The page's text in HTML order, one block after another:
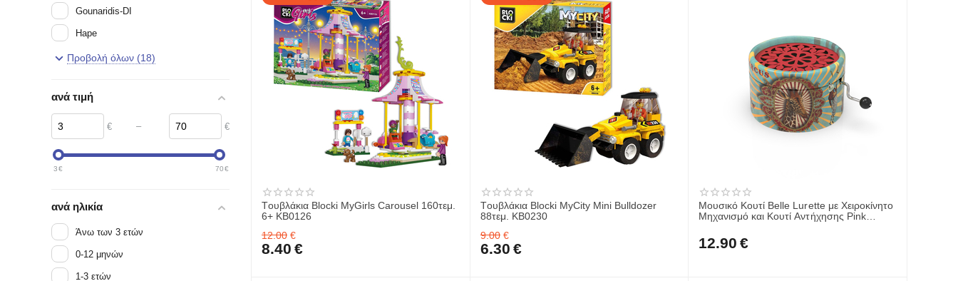
Tουβλάκια Blocki MyGirls Carousel 160τεμ.
6+ KB0126
12.00 €
8.40 €
Tουβλάκια Blocki MyCity Mini Bulldozer
88τεμ. KB0230
9.00 €
6.30 €
Μουσικό Κουτί Belle Lurette με Χειροκίνητο
Μηχανισμό και Κουτί Αντήχησης Pink
12.90 €
Gounaridis-DI
Hape
HappiHobbi
Jabadabado
Orange Tree
Vilac
Προβολή όλων (18)
ανά τιμή
€ – €
3€ 70€
ανά ηλικία
Άνω των 3 ετών
0-12 μηνών
1-3 ετών